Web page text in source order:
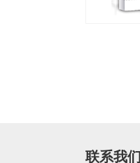
联系我们